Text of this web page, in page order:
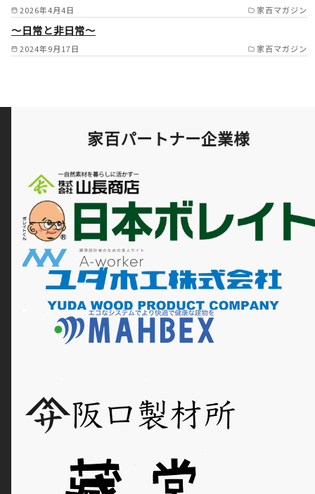
石市/泉大津市/和泉市/忠岡町/
岸和田市/貝塚市/熊取町/泉佐
野市/田尻町/豊能町 奈良
本町/広陵町/大和高田市/葛城
市/天理市/橿原市 兵庫県
西宮市/伊丹市/川西市/宝塚市/
三田市/神戸市（場所によりま
す） /
2026年4月4日 家百マガジン
2024年9月17日 家百マガジン
～日常と非日常～
家百パートナー企業様